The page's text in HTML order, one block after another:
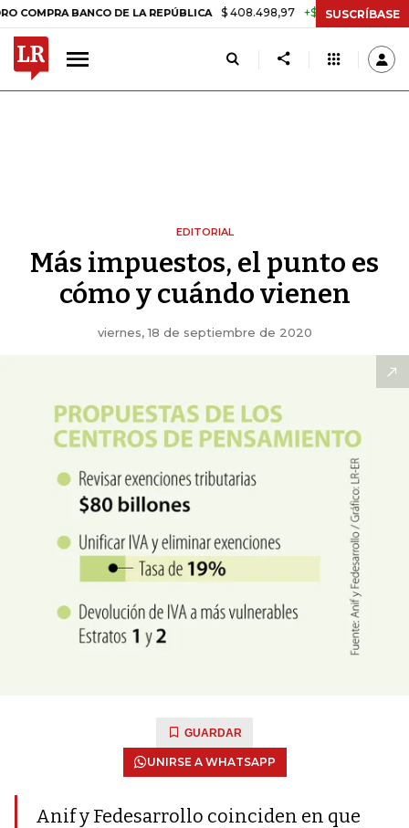
BANCO DE LA REPÚBLICA $ 408.498,97 +$ 8.753,81 +2,19%
SUSCRÍBASE
EDITORIAL
Más impuestos, el punto es
cómo y cuándo vienen
viernes, 18 de septiembre de 2020
GUARDAR
UNIRSE A WHATSAPP
Anif y Fedesarrollo coinciden en que